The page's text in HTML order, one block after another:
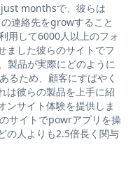
monthsで、彼らは
連絡先をgrowすること
用して6000人以上のフォ
ました彼らのサイトでフ
品が実際にどのように
るため、顧客にすばやく
は彼らの製品を上手に紹
ンサイト体験を提供しま
サイトでpowrアプリを操
の人よりも2.5倍長く関与